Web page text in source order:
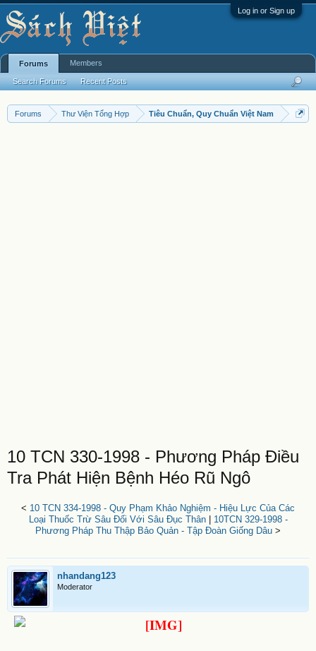
Log in or Sign up
Forums Thư Viện Tổng Hợp Tiêu Chuẩn, Quy Chuẩn Việt Nam
10 TCN 330-1998 - Phương Pháp Điều
Tra Phát Hiện Bệnh Héo Rũ Ngô
< 10 TCN 334-1998 - Quy Phạm Khảo Nghiệm - Hiệu Lực Của Các
Loại Thuốc Trừ Sâu Đối Với Sâu Đục Thân| 10TCN 329-1998 -
Phương Pháp Thu Thập Bảo Quản - Tập Đoàn Giống Dâu >
nhandang123
Moderator
Forums
Search Forums Recent Posts
Members